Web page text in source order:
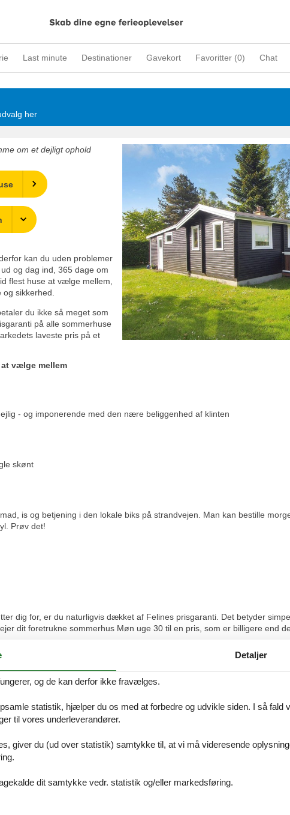
Last minute Destinationer Gavekort Favoritter (0) Chat
her
om et dejligt ophold
kan du uden problemer
og dag ind, 365 dage om
flest huse at vælge mellem,
sikkerhed.
du ikke så meget som
på alle sommerhuse
laveste pris på et
at vælge mellem
- og imponerende med den nære beliggenhed af klinten
skønt
is og betjening i den lokale biks på strandvejen. Man kan bestille
Prøv det!
dig for, er du naturligvis dækket af Felines prisgaranti. Det betyder
dit foretrukne sommerhus Møn uge 30 til en pris, som er billigere end
overvågning af konkurrenternes pris, godtgør vi dig hele prisforskellen.
ønsker i forbindelse med din søgning efter et sommerhus Møn uge 30
på 8724 2251.
vores ferie ved Feline.dk 10 dage før vi skulle afsted. Vi havde ferie
i en ferielejlighed 2 km. uden for Grado og stedet var ganske enkelt
skønt med stor poolområde, masser af ligge stole og underholdning for
igennem Feline.dk.
Detaljer
og de kan derfor ikke fravælges.
statistik, hjælper du os med at forbedre og udvikle siden. I så fald
til vores underleverandører.
giver du (ud over statistik) samtykke til, at vi må videresende
dit samtykke vedr. statistik og/eller markedsføring.